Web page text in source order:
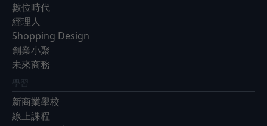
數位時代
經理人
Shopping Design
創業小聚
未來商務
學習
新商業學校
線上課程